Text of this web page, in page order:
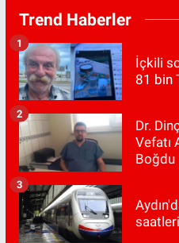
Trend Haberler
İçkili
81 bin
1
Dr.
Vefatı
Boğdu
2
3